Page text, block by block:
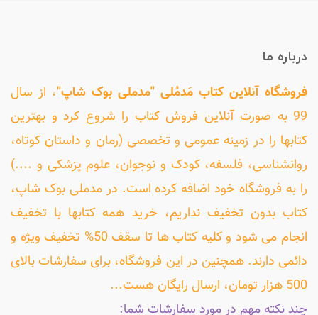
درباره ما
فروشگاه آنلاین کتاب مَدمُلی "مدملی بوک شاپ"، از سال
99 به صورت آنلاین فروش کتاب را شروع کرد و بهترین
کتابها را در زمینه عمومی و تخصصی (رمان و داستان کوتاه،
روانشناسی، فلسفه، کودک و نوجوان، علوم پزشکی و ....)
را به فروشگاه خود اضافه کرده است. در مدملی بوک شاپ،
کتاب بدون تخفیف نداریم، خرید همه کتابها با تخفیف
انجام می شود و کلیه کتاب ها تا سقف 50% تخفیف ویژه و
دائمی دارند. همچنین در این فروشگاه، برای سفارشات بالای
500 هزار تومان، ارسال رایگان هست...
چند نکته مهم در مورد سفارشات شما: